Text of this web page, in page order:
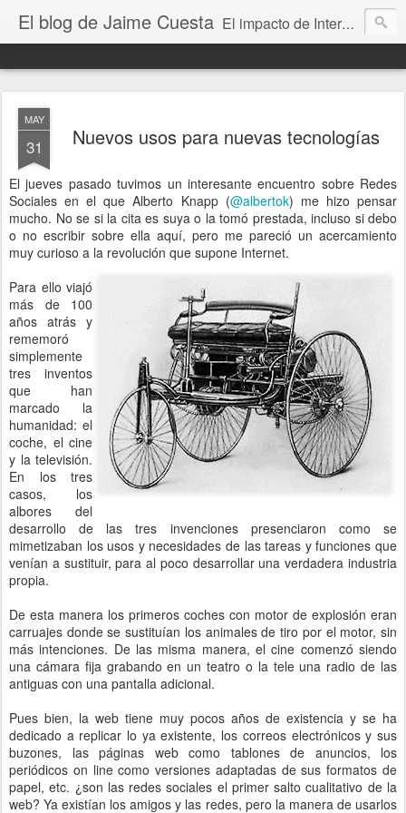
El blog de Jaime Cuesta El impacto de Internet en la sociedad visto con mis propios ojos
MAY
31 Nuevos usos para nuevas tecnologías
El jueves pasado tuvimos un interesante encuentro sobre Redes
Sociales en el que Alberto Knapp (@albertok) me hizo pensar
mucho. No se si la cita es suya o la tomó prestada, incluso si debo
o no escribir sobre ella aquí, pero me pareció un acercamiento
muy curioso a la revolución que supone Internet.
Para ello viajó
más de 100
años atrás y
rememoró
simplemente
tres inventos
que han
marcado la
humanidad: el
coche, el cine
y la televisión.
En los tres
casos, los
albores del
desarrollo de las tres invenciones presenciaron como se
mimetizaban los usos y necesidades de las tareas y funciones que
venían a sustituir, para al poco desarrollar una verdadera industria
propia.
De esta manera los primeros coches con motor de explosión eran
carruajes donde se sustituían los animales de tiro por el motor, sin
más intenciones. De las misma manera, el cine comenzó siendo
una cámara fija grabando en un teatro o la tele una radio de las
antiguas con una pantalla adicional.
Pues bien, la web tiene muy pocos años de existencia y se ha
dedicado a replicar lo ya existente, los correos electrónicos y sus
buzones, las páginas web como tablones de anuncios, los
periódicos on line como versiones adaptadas de sus formatos de
papel, etc. ¿son las redes sociales el primer salto cualitativo de la
web? Ya existían los amigos y las redes, pero la manera de usarlos